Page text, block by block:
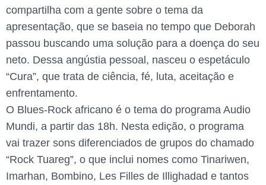
compartilha com a gente sobre o tema da
apresentação, que se baseia no tempo que Deborah
passou buscando uma solução para a doença do seu
neto. Dessa angústia pessoal, nasceu o espetáculo
“Cura”, que trata de ciência, fé, luta, aceitação e
enfrentamento.
O Blues-Rock africano é o tema do programa Audio
Mundi, a partir das 18h. Nesta edição, o programa
vai trazer sons diferenciados de grupos do chamado
“Rock Tuareg”, o que inclui nomes como Tinariwen,
Imarhan, Bombino, Les Filles de Illighadad e tantos